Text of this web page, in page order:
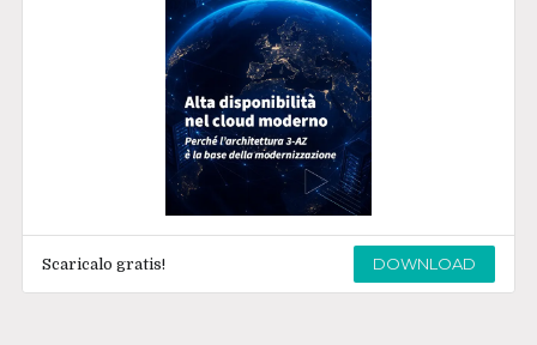
Scaricalo gratis! DOWNLOAD